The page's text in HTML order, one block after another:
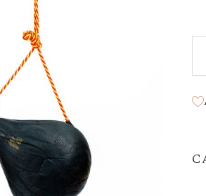
Vermouth
Vino Dulce
Vino Naranja
Botellas Mágnum 1,5L
Botas De Piel
Bag In Box
Aceite
Accesorios